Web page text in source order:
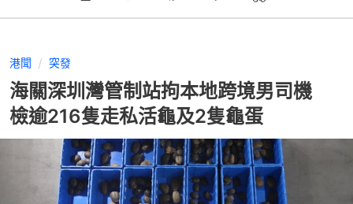
港聞 突發
海關深圳灣管制站拘本地跨境男司機
檢逾216隻走私活龜及2隻龜蛋